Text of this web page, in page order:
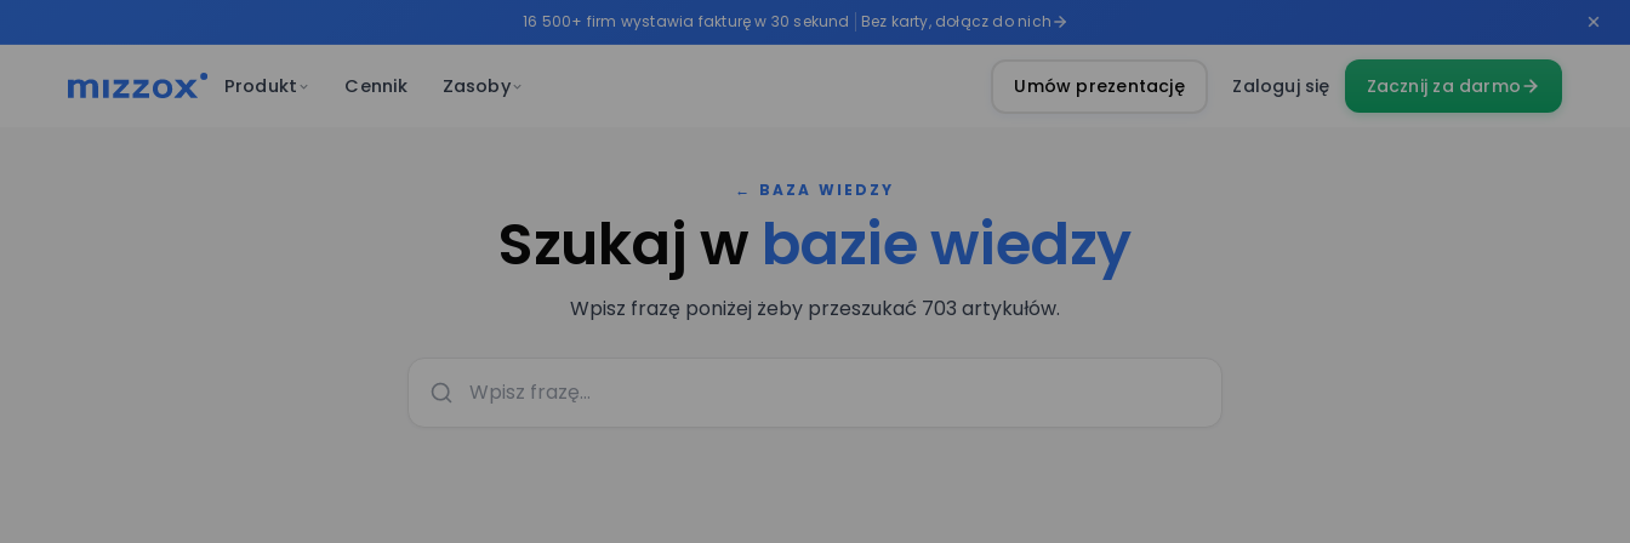
16 500+ firm wystawia fakturę w 30 sekund Bez karty, dołącz do nich
Produkt Cennik Zasoby Umów prezentację Zaloguj się Zacznij za darmo
← BAZA WIEDZY
Szukaj w bazie wiedzy
Wpisz frazę poniżej żeby przeszukać 703 artykułów.